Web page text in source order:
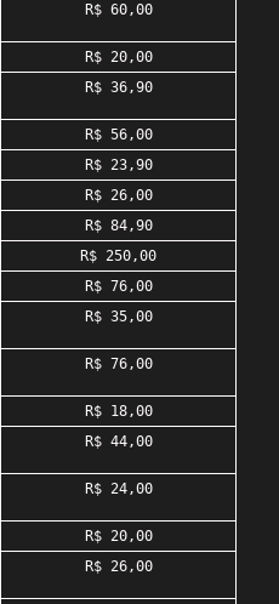
R$ 60,00
R$ 20,00
R$ 36,90
R$ 56,00
R$ 23,90
R$ 26,00
R$ 84,90
R$ 250,00
R$ 76,00
R$ 35,00
R$ 76,00
R$ 18,00
R$ 44,00
R$ 24,00
R$ 20,00
R$ 26,00